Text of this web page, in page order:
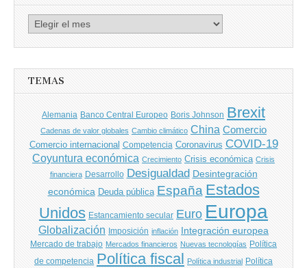
Archivo
TEMAS
Alemania Banco Central Europeo Boris Johnson Brexit
Cadenas de valor globales Cambio climático China Comercio
Comercio internacional Competencia Coronavirus COVID-19
Coyuntura económica Crecimiento Crisis económica Crisis
financiera Desarrollo Desigualdad Desintegración
económica Deuda pública España Estados
Unidos Estancamiento secular Euro Europa
Globalización Imposición inflación Integración europea
Mercado de trabajo Mercados financieros Nuevas tecnologías Política
de competencia Política fiscal Política industrial Política